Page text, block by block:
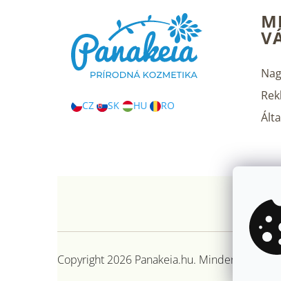
CZ SK HU RO
Copyright 2026 Panakeia.hu. Minden jog